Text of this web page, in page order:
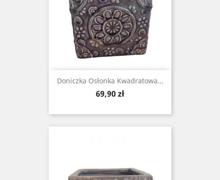
Doniczka Osłonka Kwadratowa...
Cena
69,90 zł